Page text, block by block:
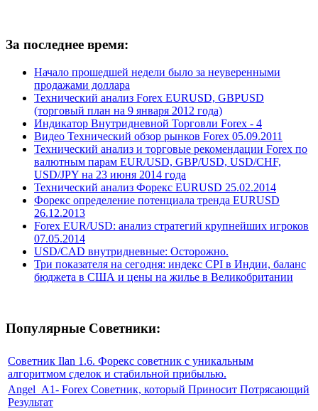
За последнее время:
Начало прошедшей недели было за неуверенными
продажами доллара
Технический анализ Forex EURUSD, GBPUSD
(торговый план на 9 января 2012 года)
Индикатор Внутридневной Торговли Forex - 4
Видео Технический обзор рынков Forex 05.09.2011
Технический анализ и торговые рекомендации Forex по
валютным парам EUR/USD, GBP/USD, USD/CHF,
USD/JPY на 23 июня 2014 года
Технический анализ Форекс EURUSD 25.02.2014
Форекс определение потенциала тренда EURUSD
26.12.2013
Forex EUR/USD: анализ стратегий крупнейших игроков
07.05.2014
USD/CAD внутридневные: Осторожно.
Три показателя на сегодня: индекс CPI в Индии, баланс
бюджета в США и цены на жилье в Великобритании
Популярные Советники:
Советник Ilan 1.6. Форекс советник с уникальным
алгоритмом сделок и стабильной прибылью.
Angel_A1- Forex Советник, который Приносит Потрясающий
Результат